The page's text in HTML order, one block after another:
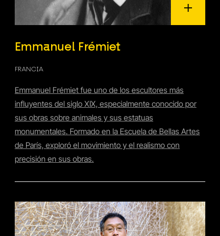
Emmanuel Frémiet
FRANCIA
Emmanuel Frémiet fue uno de los escultores más
influyentes del siglo XIX, especialmente conocido por
sus obras sobre animales y sus estatuas
monumentales. Formado en la Escuela de Bellas Artes
de París, exploró el movimiento y el realismo con
precisión en sus obras.